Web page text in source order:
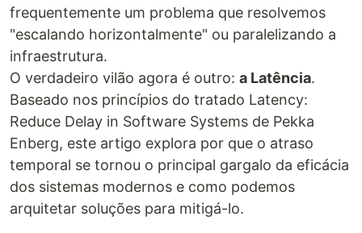
frequentemente um problema que resolvemos
"escalando horizontalmente" ou paralelizando a
infraestrutura.
O verdadeiro vilão agora é outro: a Latência.
Baseado nos princípios do tratado Latency:
Reduce Delay in Software Systems de Pekka
Enberg, este artigo explora por que o atraso
temporal se tornou o principal gargalo da eficácia
dos sistemas modernos e como podemos
arquitetar soluções para mitigá-lo.